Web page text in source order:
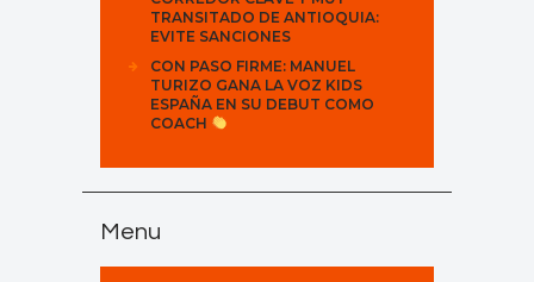
TRANSITADO DE ANTIOQUIA:
EVITE SANCIONES
CON PASO FIRME: MANUEL
TURIZO GANA LA VOZ KIDS
ESPAÑA EN SU DEBUT COMO
COACH
Menu